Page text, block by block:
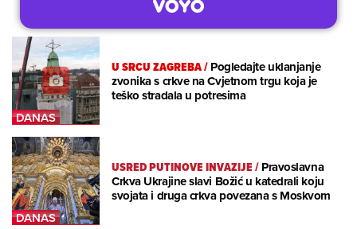
U SRCU ZAGREBA/Pogledajte uklanjanje
zvonika s crkve na Cvjetnom trgu koja je
teško stradala u potresima
USRED PUTINOVE INVAZIJE/Pravoslavna
Crkva Ukrajine slavi Božić u katedrali koju
svojata i druga crkva povezana s Moskvom